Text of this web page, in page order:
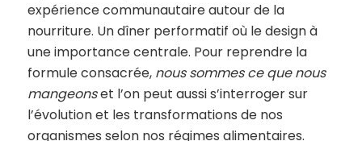
expérience communautaire autour de la
nourriture. Un dîner performatif où le design à
une importance centrale. Pour reprendre la
formule consacrée, nous sommes ce que nous
mangeonset l’on peut aussi s’interroger sur
l’évolution et les transformations de nos
organismes selon nos régimes alimentaires.